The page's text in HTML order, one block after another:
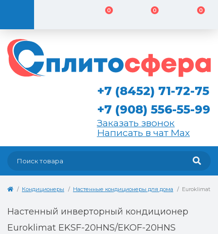
0 0 0
+7 (8452) 71-72-75
+7 (908) 556-55-99
Заказать звонок
Написать в чат Max
Кондиционеры Настенные кондиционеры для дома Euroklimat
Настенный инверторный кондиционер
Euroklimat EKSF-20HNS/EKOF-20HNS